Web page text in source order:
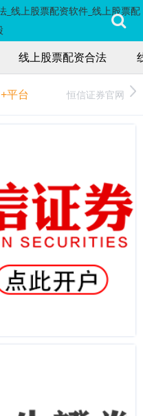
线上股票配资合法
+平台 恒信证券官网